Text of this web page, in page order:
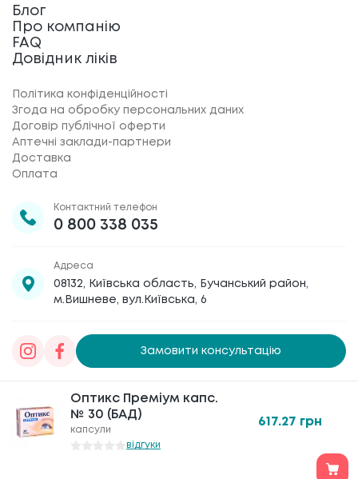
Оптикс Преміум капс.
№ 30 (БАД)
капсули
відгуки
617.27 грн
Оптикс Преміум капс.
№ 30 (БАД)
капсули
відгуки
617.27 грн
Блог
Про компанію
FAQ
Довідник ліків
Політика конфіденційності
Згода на обробку персональних даних
Договір публічної оферти
Аптечні заклади-партнери
Доставка
Оплата
Контактний телефон
0 800 338 035
Адреса
08132, Київська область, Бучанський район,
м.Вишневе, вул.Київська, 6
Замовити консультацію
Товариство з обмеженою відповідальністю
«Галафарм» , код ЄДРПОУ 30886474 © 2020-2026